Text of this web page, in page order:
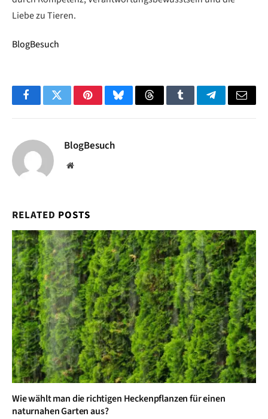
Liebe zu Tieren.
BlogBesuch
FacebookTwitterPinterestBlueskyThreadsTumblrTelegramEmail
BlogBesuch
Website
RELATED POSTS
Wie wählt man die richtigen Heckenpflanzen für einen
naturnahen Garten aus?